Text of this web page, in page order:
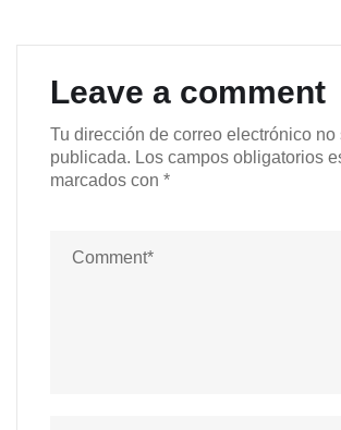
Leave a comment
Tu dirección de correo electrónico no
publicada. Los campos obligatorios
marcados con *